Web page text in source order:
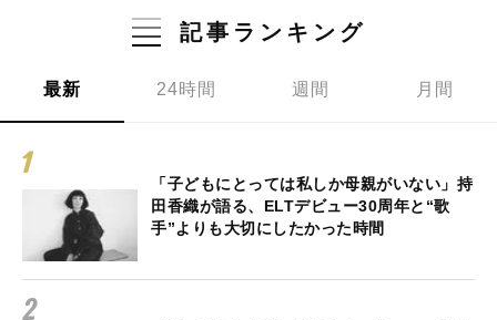
記事ランキング
最新 24時間 週間 月間
「子どもにとっては私しか母親がいない」持
田香織が語る、ELTデビュー30周年と“歌
手”よりも大切にしたかった時間